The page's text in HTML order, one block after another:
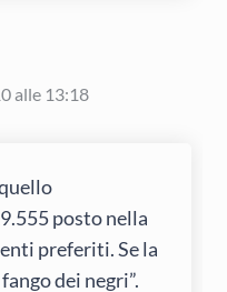
alle 13:18
posto nella
preferiti. Se la
dei negri”.